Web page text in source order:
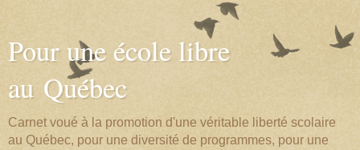
Pour une école libre
au Québec
Carnet voué à la promotion d'une véritable liberté scolaire
au Québec, pour une diversité de programmes, pour une